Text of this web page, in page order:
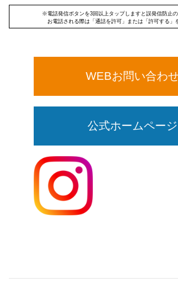
※電話発信ボタンを3回以上タップしますと誤発信防止の
お電話される際は「通話を許可」または「許可する」
WEBお問い合わ
公式ホームページ